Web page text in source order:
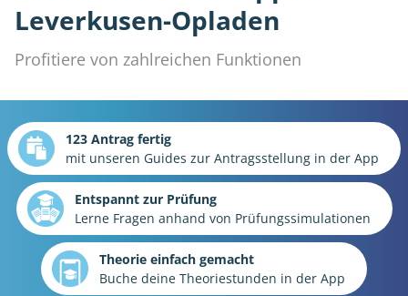
Leverkusen-Opladen
Profitiere von zahlreichen Funktionen
123 Antrag fertig
mit unseren Guides zur Antragsstellung in der App
Entspannt zur Prüfung
Lerne Fragen anhand von Prüfungssimulationen
Theorie einfach gemacht
Buche deine Theoriestunden in der App